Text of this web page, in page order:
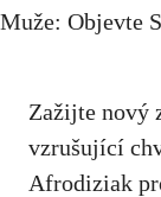
Muže: Objevte
Zažijte nový
vzrušující
Afrodiziak